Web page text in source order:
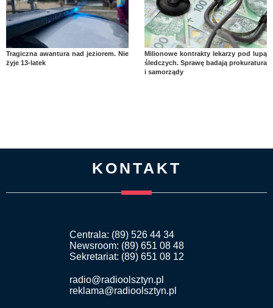
Tragiczna awantura nad jeziorem. Nie
żyje 13-latek
Milionowe kontrakty lekarzy pod lupą
śledczych. Sprawę badają prokuratura
i samorządy
KONTAKT
Centrala: (89) 526 44 34
Newsroom: (89) 651 08 48
Sekretariat: (89) 651 08 12
radio@radioolsztyn.pl
reklama@radioolsztyn.pl